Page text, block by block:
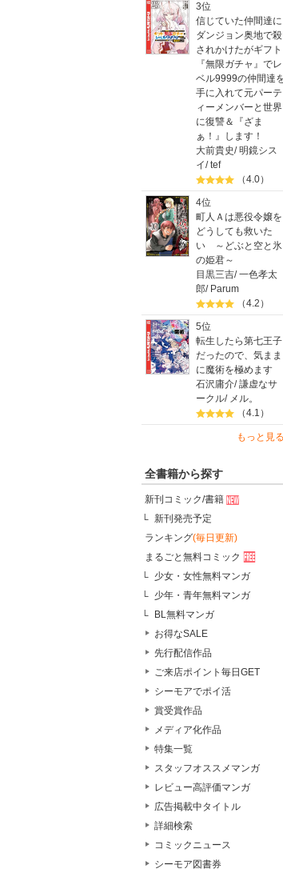
3位
信じていた仲間達に
ダンジョン奥地で殺
されかけたがギフト
『無限ガチャ』でレ
ベル9999の仲間達
手に入れて元パーテ
ィーメンバーと世界
に復讐＆『ざま
ぁ！』します！
大前貴史/明鏡シス
イ/tef
（4.0）
4位
町人Ａは悪役令嬢を
どうしても救いた
い ～どぶと空と氷
の姫君～
目黒三吉/一色孝太
郎/ Parum
（4.2）
5位
転生したら第七王子
だったので、気まま
に魔術を極めます
石沢庸介/謙虚なサ
ークル/ メル。
（4.1）
もっと見る
全書籍から探す
新刊コミック/書籍
新刊発売予定
ランキング(毎日更新)
まるごと無料コミック
少女・女性無料マンガ
少年・青年無料マンガ
BL無料マンガ
お得なSALE
先行配信作品
ご来店ポイント毎日GET
シーモアでポイ活
賞受賞作品
メディア化作品
特集一覧
スタッフオススメマンガ
レビュー高評価マンガ
広告掲載中タイトル
詳細検索
コミックニュース
シーモア図書券